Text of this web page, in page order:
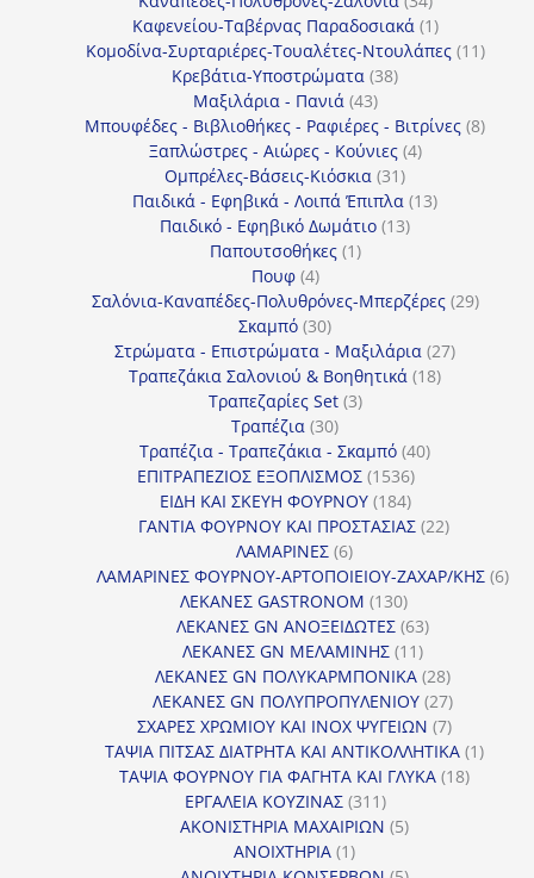
προϊόντα
Καφενείου-Ταβέρνας Παραδοσιακά 11
προϊόν
Κομοδίνα-Συρταριέρες-Τουαλέτες-Ντουλάπες 1111
Κρεβάτια-Υποστρώματα 3838
Μαξιλάρια - Πανιά 4343
προϊόντα
Μπουφέδες - Βιβλιοθήκες - Ραφιέρες - Βιτρίνες 88
Ξαπλώστρες - Αιώρες - Κούνιες 44
Ομπρέλες-Βάσεις-Κιόσκια 3131
προϊόντα
Παιδικά - Εφηβικά - Λοιπά Έπιπλα 1313
Παιδικό - Εφηβικό Δωμάτιο 1313
Παπουτσοθήκες 11
Πουφ 44
προϊόντα
Σαλόνια-Καναπέδες-Πολυθρόνες-Μπερζέρες 2929
Σκαμπό 3030
προϊόντα
Στρώματα - Επιστρώματα - Μαξιλάρια 2727
Τραπεζάκια Σαλονιού & Βοηθητικά 1818
Τραπεζαρίες Set 33
Τραπέζια 3030
προϊόντα
Τραπέζια - Τραπεζάκια - Σκαμπό 4040
ΕΠΙΤΡΑΠΕΖΙΟΣ ΕΞΟΠΛΙΣΜΟΣ 15361536
προϊόντα
ΕΙΔΗ ΚΑΙ ΣΚΕΥΗ ΦΟΥΡΝΟΥ 184184
προϊόντα
ΓΑΝΤΙΑ ΦΟΥΡΝΟΥ ΚΑΙ ΠΡΟΣΤΑΣΙΑΣ 2222
ΛΑΜΑΡΙΝΕΣ 66
προϊόντα
ΛΑΜΑΡΙΝΕΣ ΦΟΥΡΝΟΥ-ΑΡΤΟΠΟΙΕΙΟΥ-ΖΑΧΑΡ/ΚΗΣ 66
ΛΕΚΑΝΕΣ GASTRONOM 130130
προϊόντα
ΛΕΚΑΝΕΣ GN ΑΝΟΞΕΙΔΩΤΕΣ 6363
ΛΕΚΑΝΕΣ GN ΜΕΛΑΜΙΝΗΣ 1111
προϊόντα
ΛΕΚΑΝΕΣ GN ΠΟΛΥΚΑΡΜΠΟΝΙΚΑ 2828
προϊόντα
ΛΕΚΑΝΕΣ GN ΠΟΛΥΠΡΟΠΥΛΕΝΙΟΥ 2727
προϊόντα
ΣΧΑΡΕΣ ΧΡΩΜΙΟΥ ΚΑΙ INOX ΨΥΓΕΙΩΝ 77
προϊόντα
ΤΑΨΙΑ ΠΙΤΣΑΣ ΔΙΑΤΡΗΤΑ ΚΑΙ ΑΝΤΙΚΟΛΛΗΤΙΚΑ 11
ΤΑΨΙΑ ΦΟΥΡΝΟΥ ΓΙΑ ΦΑΓΗΤΑ ΚΑΙ ΓΛΥΚΑ 1818
ΕΡΓΑΛΕΙΑ ΚΟΥΖΙΝΑΣ 311311
προϊόντα
ΑΚΟΝΙΣΤΗΡΙΑ ΜΑΧΑΙΡΙΩΝ 55
ΑΝΟΙΧΤΗΡΙΑ 11